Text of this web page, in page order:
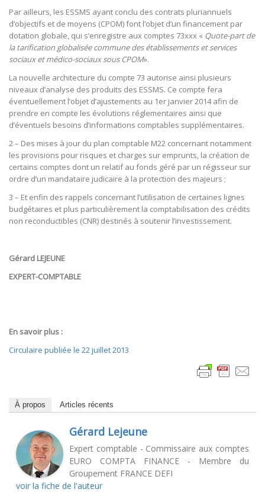
Par ailleurs, les ESSMS ayant conclu des contrats pluriannuels
d’objectifs et de moyens (CPOM) font l’objet d’un financement par
dotation globale, qui s’enregistre aux comptes 73xxx « Quote-part de
la tarification globalisée commune des établissements et services
sociaux et médico-sociaux sous CPOM».
La nouvelle architecture du compte 73 autorise ainsi plusieurs
niveaux d’analyse des produits des ESSMS. Ce compte fera
éventuellement l’objet d’ajustements au 1er janvier 2014 afin de
prendre en compte les évolutions réglementaires ainsi que
d’éventuels besoins d’informations comptables supplémentaires.
2 – Des mises à jour du plan comptable M22 concernant notamment
les provisions pour risques et charges sur emprunts, la création de
certains comptes dont un relatif au fonds géré par un régisseur sur
ordre d’un mandataire judicaire à la protection des majeurs ;
3 – Et enfin des rappels concernant l’utilisation de certaines lignes
budgétaires et plus particulièrement la comptabilisation des crédits
non reconductibles (CNR) destinés à soutenir l’investissement.
Gérard LEJEUNE
EXPERT-COMPTABLE
En savoir plus :
Circulaire publiée le 22 juillet 2013
À propos Articles récents
Gérard Lejeune
Expert comptable - Commissaire aux comptes
EURO COMPTA FINANCE - Membre du
Groupement FRANCE DEFI
voir la fiche de l'auteur